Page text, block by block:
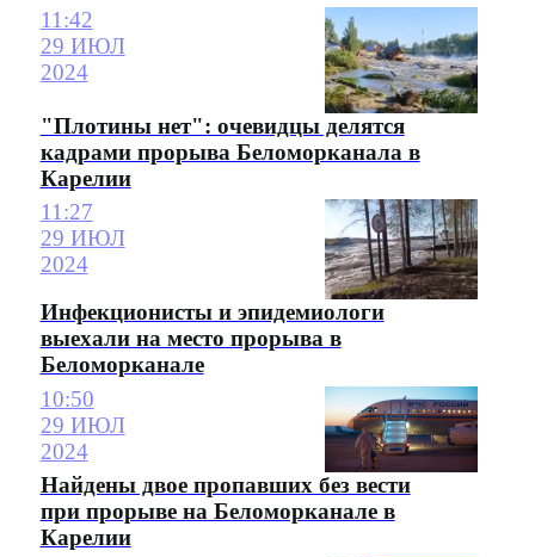
11:42
29 ИЮЛ
2024
"Плотины нет": очевидцы делятся
кадрами прорыва Беломорканала в
Карелии
11:27
29 ИЮЛ
2024
Инфекционисты и эпидемиологи
выехали на место прорыва в
Беломорканале
10:50
29 ИЮЛ
2024
Найдены двое пропавших без вести
при прорыве на Беломорканале в
Карелии